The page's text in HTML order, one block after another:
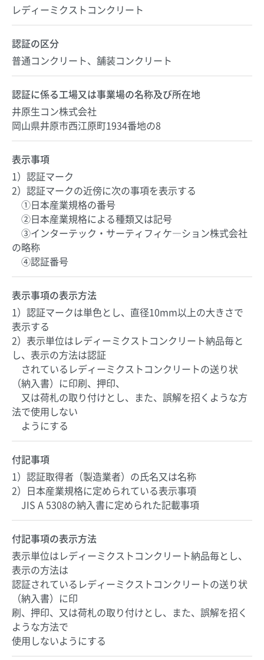
レディーミクストコンクリート
認証の区分
普通コンクリート、舗装コンクリート
認証に係る工場又は事業場の名称及び所在地
井原生コン株式会社
岡山県井原市西江原町1934番地の8
表示事項
1）認証マーク
2）認証マークの近傍に次の事項を表示する
①日本産業規格の番号
②日本産業規格による種類又は記号
③インターテック・サーティフィケ―ション株式会社
の略称
④認証番号
表示事項の表示方法
1）認証マークは単色とし、直径10mm以上の大きさで
表示する
2）表示単位はレディーミクストコンクリート納品毎と
し、表示の方法は認証
されているレディーミクストコンクリートの送り状
（納入書）に印刷、押印、
又は荷札の取り付けとし、また、誤解を招くような方
法で使用しない
ようにする
付記事項
1）認証取得者（製造業者）の氏名又は名称
2）日本産業規格に定められている表示事項
JIS A 5308の納入書に定められた記載事項
付記事項の表示方法
表示単位はレディーミクストコンクリート納品毎とし、
表示の方法は
認証されているレディーミクストコンクリートの送り状
（納入書）に印
刷、押印、又は荷札の取り付けとし、また、誤解を招く
ような方法で
使用しないようにする